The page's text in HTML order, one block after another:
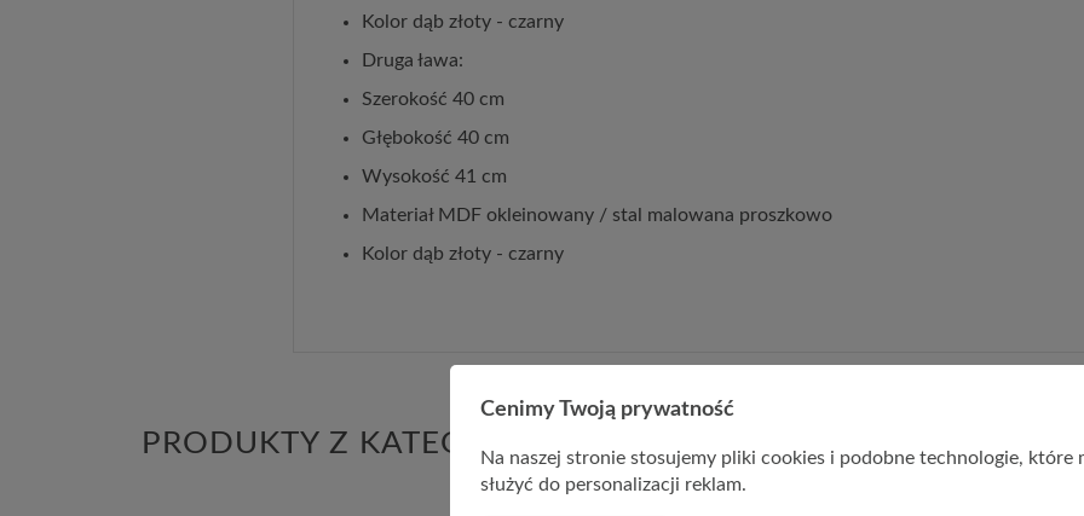
Kolor dąb złoty - czarny
Druga ława:
Szerokość 40 cm
Głębokość 40 cm
Wysokość 41 cm
Materiał MDF okleinowany / stal malowana proszkowo
Kolor dąb złoty - czarny
PRODUKTY Z KATEGORII
Cenimy Twoją prywatność
Na naszej stronie stosujemy pliki cookies i podobne technologie, które
służyć do personalizacji reklam.